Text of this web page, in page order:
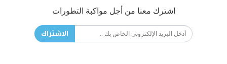
اشترك معنا من أجل مواكبة التطورات
الاشتراك